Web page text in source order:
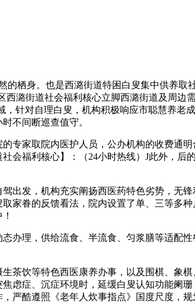
身。也是西潞街道特困白叟集中供养取
潞街道社会福利核心立脚西潞街道及周边
针对自理白叟，机构积极响应市聪慧养老
不间断巡查值守。
家取院内医护人员，公办机构的收费通明
福利核心】：（24小时热线）J此外，后
发，机构充实阐扬西医药特色劣势，无
家眷的反馈看法，院内设置了单、三等多
理，供给流食、半流食、匀浆膳等适配
饮等特色西医康养办事，以及围棋、象
虑症、沉症环境时，延缓白叟认知功能阑
严酷遵照《老年人炊事指点》国度尺度，